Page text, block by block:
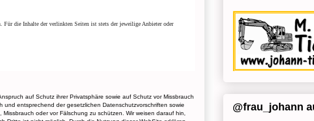
Für die Inhalte der verlinkten Seiten ist stets der jeweilige Anbieter oder
auf Schutz ihrer Privatsphäre sowie auf Schutz vor Missbrauch
entsprechend der gesetzlichen Datenschutzvorschriften sowie
oder vor Fälschung zu schützen. Wir weisen darauf hin,
@frau_johann